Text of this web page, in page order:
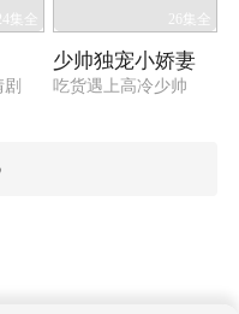
集全 26集全
少帅独宠小娇妻
吃货遇上高冷少帅